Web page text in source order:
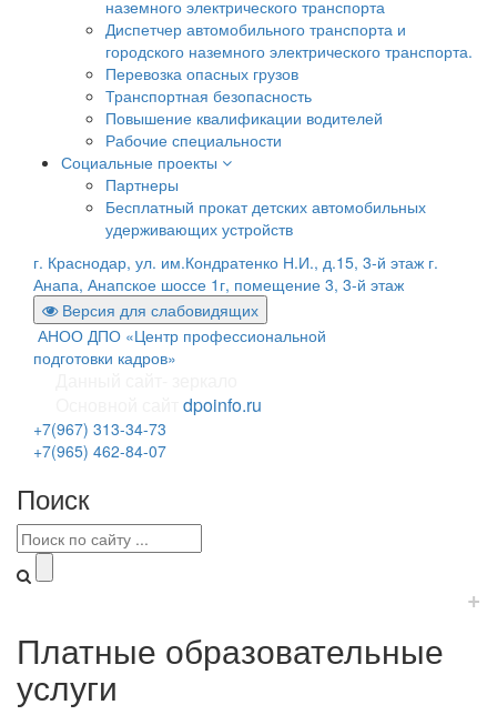
наземного электрического транспорта
Диспетчер автомобильного транспорта и
городского наземного электрического транспорта.
Перевозка опасных грузов
Транспортная безопасность
Повышение квалификации водителей
Рабочие специальности
Социальные проекты
Партнеры
Бесплатный прокат детских автомобильных
удерживающих устройств
г. Краснодар, ул. им.Кондратенко Н.И., д.15, 3-й этаж г.
Анапа, Анапское шоссе 1г, помещение 3, 3-й этаж
Версия для слабовидящих
АНОО ДПО «Центр профессиональной
подготовки кадров»
dpoinfo.ru
+7(967) 313-34-73
+7(965) 462-84-07
Поиск
+
Платные образовательные
услуги